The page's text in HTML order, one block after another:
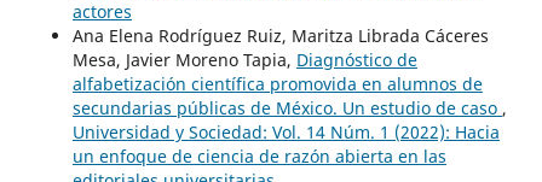
actores
Ana Elena Rodríguez Ruiz, Maritza Librada Cáceres
Mesa, Javier Moreno Tapia, Diagnóstico de
alfabetización científica promovida en alumnos de
secundarias públicas de México. Un estudio de caso ,
Universidad y Sociedad: Vol. 14 Núm. 1 (2022): Hacia
un enfoque de ciencia de razón abierta en las